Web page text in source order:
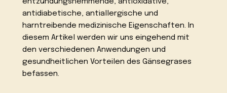
entzündungshemmende, antioxidative,
antidiabetische, antiallergische und
harntreibende medizinische Eigenschaften. In
diesem Artikel werden wir uns eingehend mit
den verschiedenen Anwendungen und
gesundheitlichen Vorteilen des Gänsegrases
befassen.